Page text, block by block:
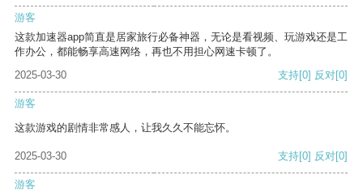
游客
这款加速器app简直是居家旅行必备神器，无论是看视频、玩游戏还是工
作办公，都能畅享高速网络，再也不用担心网速卡顿了。
2025-03-30
支持[0] 反对[0]
游客
这款游戏的剧情非常感人，让我久久不能忘怀。
2025-03-30 支持[0] 反对[0]
游客